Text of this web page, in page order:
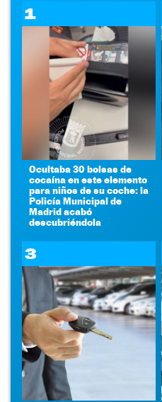
1
Ocultaba 30 bolsas de
cocaína en este elemento
para niños de su coche: la
Policía Municipal de
Madrid acabó
descubriéndola
3